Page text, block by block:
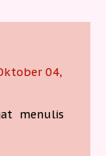
04,
menulis